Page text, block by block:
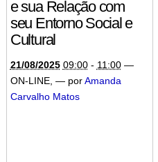
e sua Relação com
seu Entorno Social e
Cultural
21/08/2025 09:00- 11:00 —
ON-LINE, — porAmanda
Carvalho Matos